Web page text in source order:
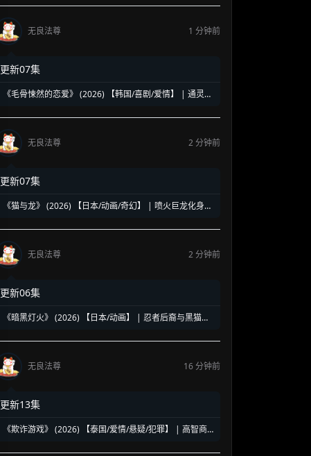
无良法尊 1 分钟前
更新07集
《毛骨悚然的恋爱》 (2026) 【韩国/喜剧/爱情】 | 通灵继
无良法尊 2 分钟前
更新07集
《猫与龙》 (2026) 【日本/动画/奇幻】 | 喷火巨龙化身暖
无良法尊 2 分钟前
更新06集
《暗黑灯火》 (2026) 【日本/动画】 | 忍者后裔与黑猫凶
无良法尊 16 分钟前
更新13集
《欺诈游戏》 (2026) 【泰国/爱情/悬疑/犯罪】 | 高智商